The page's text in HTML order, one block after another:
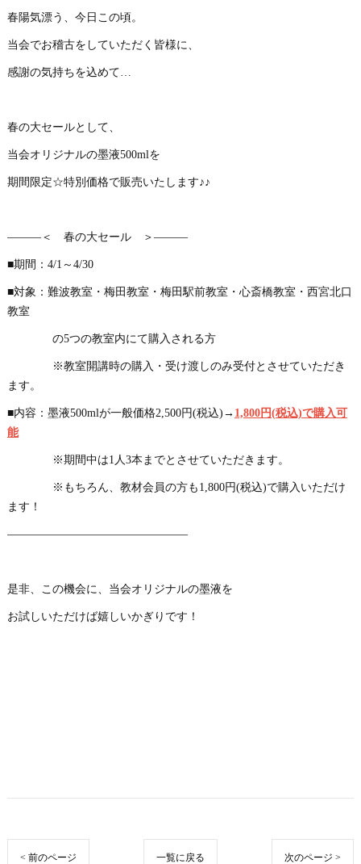
春陽気漂う、今日この頃。
当会でお稽古をしていただく皆様に、
感謝の気持ちを込めて…
春の大セールとして、
当会オリジナルの墨液500mlを
期間限定☆特別価格で販売いたします♪♪
―――＜ 春の大セール ＞―――
■期間：4/1～4/30
■対象：難波教室・梅田教室・梅田駅前教室・心斎橋教室・西宮北口
教室
の5つの教室内にて購入される方
※教室開講時の購入・受け渡しのみ受付とさせていただき
ます。
■内容：墨液500mlが一般価格2,500円(税込)→ 1,800円(税込)で購入可
能
※期間中は1人3本までとさせていただきます。
※もちろん、教材会員の方も1,800円(税込)で購入いただけ
ます！
――――――――――――――――
是非、この機会に、当会オリジナルの墨液を
お試しいただけば嬉しいかぎりです！
< 前のページ 一覧に戻る 次のページ >